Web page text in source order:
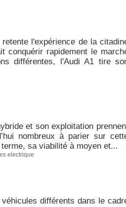
l'expérience de la
conquérir rapidement le
différentes, l'Audi A1 tire
et son exploitation
nombreux à parier sur
sa viabilité à moyen et...
electrique
différents dans le